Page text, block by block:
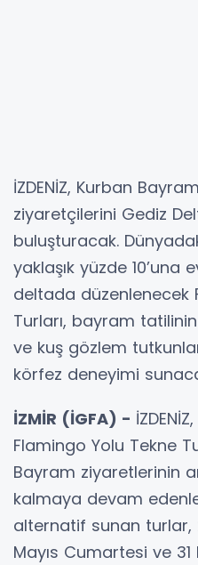
İZDENİZ, Kurban
ziyaretçilerini Gediz
buluşturacak.
yaklaşık yüzde 10’una
deltada düzenlenecek
Turları, bayram
ve kuş gözlem
körfez deneyimi
İZMİR (İGFA) -
Flamingo Yolu Tekne
Bayram ziyaretlerinin
kalmaya devam
alternatif sunan turlar,
Mayıs Cumartesi ve